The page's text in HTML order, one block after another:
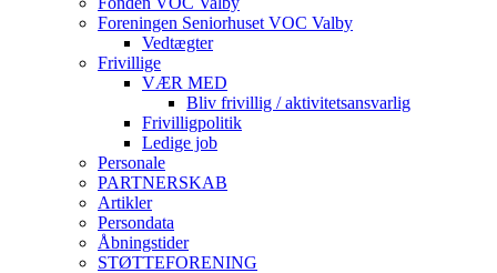
Foreningen Seniorhuset VOC Valby
Vedtægter
Frivillige
VÆR MED
Bliv frivillig / aktivitetsansvarlig
Frivilligpolitik
Ledige job
Personale
PARTNERSKAB
Artikler
Persondata
Åbningstider
STØTTEFORENING